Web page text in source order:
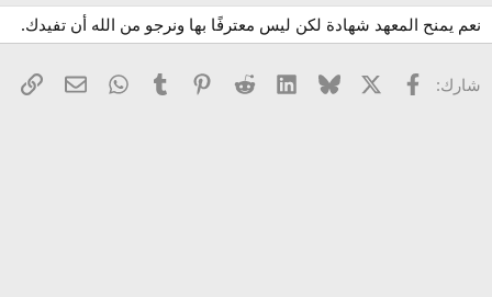
نعم يمنح المعهد شهادة لكن ليس معترفًا بها ونرجو من الله أن تفيدك.
شارك: فيسبوك Bluesky
LinkedIn
Reddit
Pinterest
Tumblr
WhatsApp
البريد